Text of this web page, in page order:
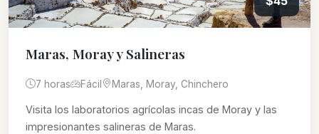
Maras, Moray y Salineras
7 horas Fácil Maras, Moray, Chinchero
Visita los laboratorios agrícolas incas de Moray y las
impresionantes salineras de Maras.